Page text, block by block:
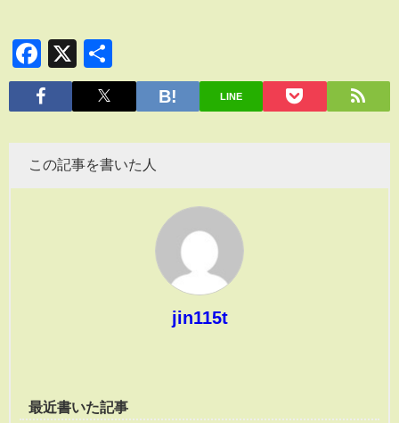
Facebook
X
有
LINE
この記事を書いた人
jin115t
最近書いた記事